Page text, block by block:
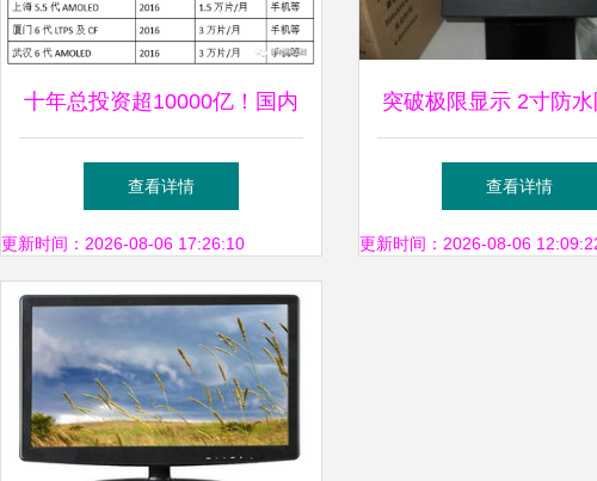
十年总投资超10000亿！国内
液晶/OLED面板、驱动IC、模
组50家公司详解
查看详情
更新时间：2026-08-06 17:26:10
突破极限显示 2寸防
晶触摸屏显示器在工业
领域的应用解析
查看详情
更新时间：2026-08-06